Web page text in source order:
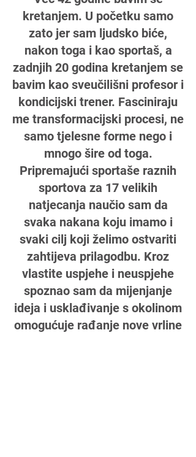
kretanjem. U početku samo
zato jer sam ljudsko biće,
nakon toga i kao sportaš, a
zadnjih 20 godina kretanjem se
bavim kao sveučilišni profesor i
kondicijski trener. Fasciniraju
me transformacijski procesi, ne
samo tjelesne forme nego i
mnogo šire od toga.
Pripremajući sportaše raznih
sportova za 17 velikih
natjecanja naučio sam da
svaka nakana koju imamo i
svaki cilj koji želimo ostvariti
zahtijeva prilagodbu. Kroz
vlastite uspjehe i neuspjehe
spoznao sam da mijenjanje
ideja i usklađivanje s okolinom
omogućuje rađanje nove vrline